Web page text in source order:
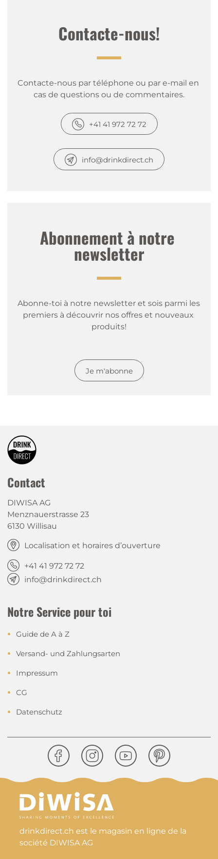
Contacte-nous!
Contacte-nous par téléphone ou par e-mail en
cas de questions ou de commentaires.
+41 41 972 72 72
info@drinkdirect.ch
Abonnement à notre
newsletter
Abonne-toi à notre newsletter et sois parmi les
premiers à découvrir nos offres et nouveaux
produits!
Je m'abonne
Contact
DIWISA AG
Menznauerstrasse 23
6130 Willisau
Localisation et horaires d’ouverture
+41 41 972 72 72
info@drinkdirect.ch
Notre Service pour toi
Guide de A à Z
Versand- und Zahlungsarten
Impressum
CG
Datenschutz
drinkdirect.ch est le magasin en ligne de la
société DIWISA AG